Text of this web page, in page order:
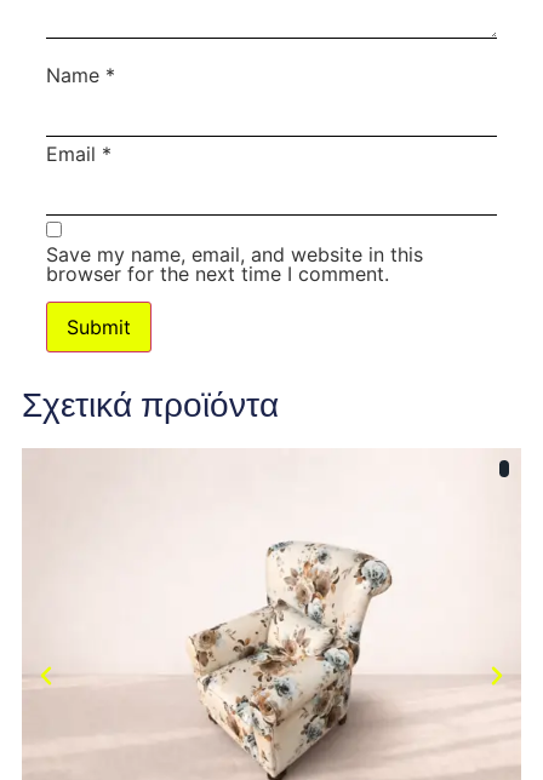
Name *
Email *
Save my name, email, and website in this
browser for the next time I comment.
Σχετικά προϊόντα